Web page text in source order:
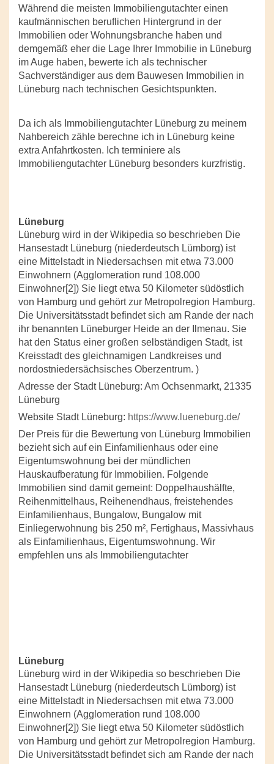
Während die meisten Immobiliengutachter einen
kaufmännischen beruflichen Hintergrund in der
Immobilien oder Wohnungsbranche haben und
demgemäß eher die Lage Ihrer Immobilie in Lüneburg
im Auge haben, bewerte ich als technischer
Sachverständiger aus dem Bauwesen Immobilien in
Lüneburg nach technischen Gesichtspunkten.
Da ich als Immobiliengutachter Lüneburg zu meinem
Nahbereich zähle berechne ich in Lüneburg keine
extra Anfahrtkosten. Ich terminiere als
Immobiliengutachter Lüneburg besonders kurzfristig.
Lüneburg
Lüneburg wird in der Wikipedia so beschrieben Die
Hansestadt Lüneburg (niederdeutsch Lümborg) ist
eine Mittelstadt in Niedersachsen mit etwa 73.000
Einwohnern (Agglomeration rund 108.000
Einwohner[2]) Sie liegt etwa 50 Kilometer südöstlich
von Hamburg und gehört zur Metropolregion Hamburg.
Die Universitätsstadt befindet sich am Rande der nach
ihr benannten Lüneburger Heide an der Ilmenau. Sie
hat den Status einer großen selbständigen Stadt, ist
Kreisstadt des gleichnamigen Landkreises und
nordostniedersächsisches Oberzentrum. )
Adresse der Stadt Lüneburg: Am Ochsenmarkt, 21335
Lüneburg
Website Stadt Lüneburg: https://www.lueneburg.de/
Der Preis für die Bewertung von Lüneburg Immobilien
bezieht sich auf ein Einfamilienhaus oder eine
Eigentumswohnung bei der mündlichen
Hauskaufberatung für Immobilien. Folgende
Immobilien sind damit gemeint: Doppelhaushälfte,
Reihenmittelhaus, Reihenendhaus, freistehendes
Einfamilienhaus, Bungalow, Bungalow mit
Einliegerwohnung bis 250 m², Fertighaus, Massivhaus
als Einfamilienhaus, Eigentumswohnung. Wir
empfehlen uns als Immobiliengutachter
Lüneburg
Lüneburg wird in der Wikipedia so beschrieben Die
Hansestadt Lüneburg (niederdeutsch Lümborg) ist
eine Mittelstadt in Niedersachsen mit etwa 73.000
Einwohnern (Agglomeration rund 108.000
Einwohner[2]) Sie liegt etwa 50 Kilometer südöstlich
von Hamburg und gehört zur Metropolregion Hamburg.
Die Universitätsstadt befindet sich am Rande der nach